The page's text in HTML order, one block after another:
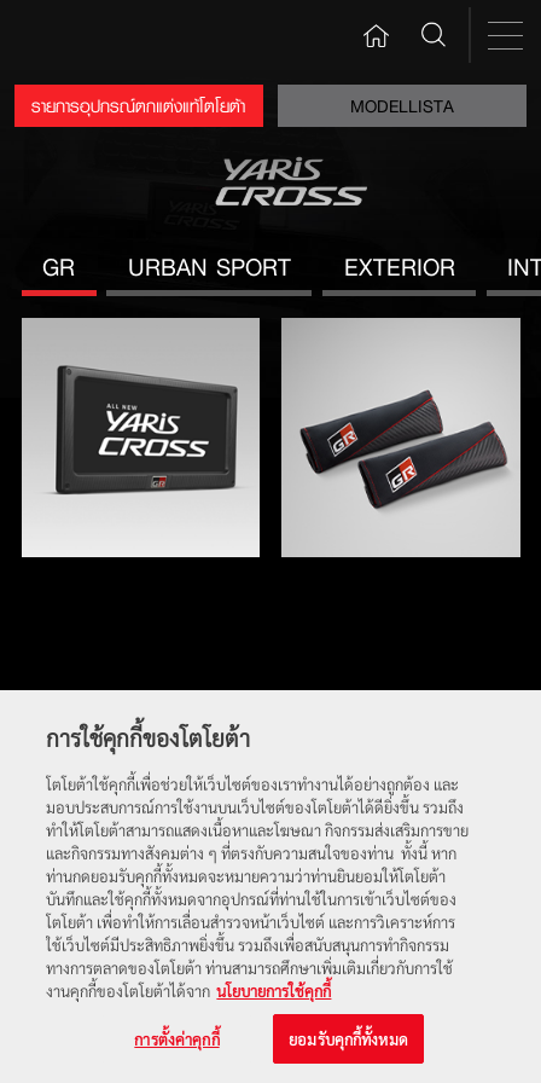
รายการอุปกรณ์ตกแต่งแท้โตโยต้า MODELLISTA
GR URBAN SPORT EXTERIOR
การใช้คุกกี้ของโตโยต้า
โตโยต้าใช้คุกกี้เพื่อช่วยให้เว็บไซต์ของเราทำงานได้อย่างถูกต้อง และ
มอบประสบการณ์การใช้งานบนเว็บไซต์ของโตโยต้าได้ดียิ่งขึ้น รวมถึง
ทำให้โตโยต้าสามารถแสดงเนื้อหาและโฆษณา กิจกรรมส่งเสริมการขาย
และกิจกรรมทางสังคมต่าง ๆ ที่ตรงกับความสนใจของท่าน ทั้งนี้ หาก
ท่านกดยอมรับคุกกี้ทั้งหมดจะหมายความว่าท่านยินยอมให้โตโยต้า
บันทึกและใช้คุกกี้ทั้งหมดจากอุปกรณ์ที่ท่านใช้ในการเข้าเว็บไซต์ของ
โตโยต้า เพื่อทำให้การเลื่อนสำรวจหน้าเว็บไซต์ และการวิเคราะห์การ
ใช้เว็บไซต์มีประสิทธิภาพยิ่งขึ้น รวมถึงเพื่อสนับสนุนการทำกิจกรรม
ทางการตลาดของโตโยต้า ท่านสามารถศึกษาเพิ่มเติมเกี่ยวกับการใช้
งานคุกกี้ของโตโยต้าได้จาก นโยบายการใช้คุกกี้
การตั้งค่าคุกกี้ ยอมรับคุกกี้ทั้งหมด